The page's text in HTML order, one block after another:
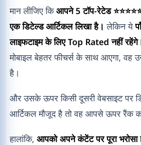
मान लीजिए किआपने 5 टॉप-रेटेड
एक डिटेल्ड आर्टिकल लिखा है। लेकिन ये
लाइफटाइम के लिए Top Rated नहीं
मोबाइल बेहतर फीचर्स के साथ आएगा, वह
है।
और उसके ऊपर किसी दूसरी वेबसाइट पर
आर्टिकल मौजूद है तो वह आपसे ऊपर रैंक
हालांकि, आपको अपने कंटेंट पर पूरा भरोसा